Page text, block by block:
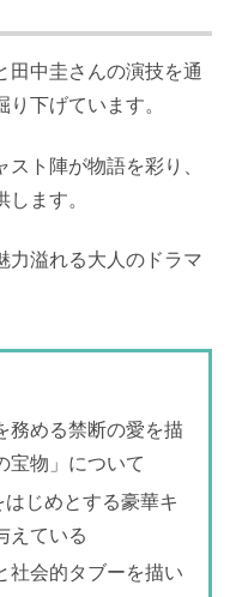
田中圭さんの演技を通
下げています。
ト陣が物語を彩り、
ます。
力溢れる大人のドラマ
務める禁断の愛を描
宝物」について
じめとする豪華キ
えている
社会的タブーを描い